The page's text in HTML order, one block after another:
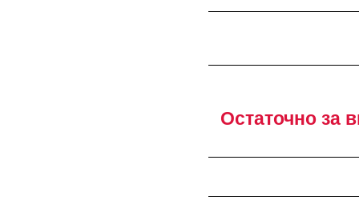
Остаточно за